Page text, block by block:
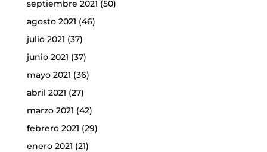
septiembre 2021 (50)
agosto 2021 (46)
julio 2021 (37)
junio 2021 (37)
mayo 2021 (36)
abril 2021 (27)
marzo 2021 (42)
febrero 2021 (29)
enero 2021 (21)